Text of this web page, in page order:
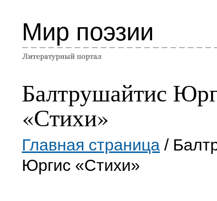
Мир поэзии
Балтрушайтис
«Стихи»
Главная страница /
Юргис «Стихи»